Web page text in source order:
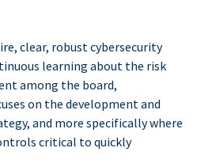
clear, robust cybersecurity
learning about the risk
among the board,
on the development and
and more specifically where
critical to quickly